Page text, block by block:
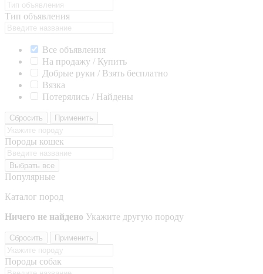
Тип объявления
Все объявления
На продажу / Купить
Добрые руки / Взять бесплатно
Вязка
Потерялись / Найдены
Сбросить Применить
Породы кошек
Выбрать все
Популярные
Каталог пород
Ничего не найдено Укажите другую породу
Сбросить Применить
Породы собак